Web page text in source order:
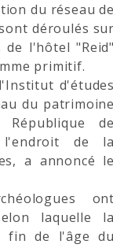
du réseau
déroulés
de l'hôtel
primitif.
du
de
a annoncé
laquelle
fin de l'âge